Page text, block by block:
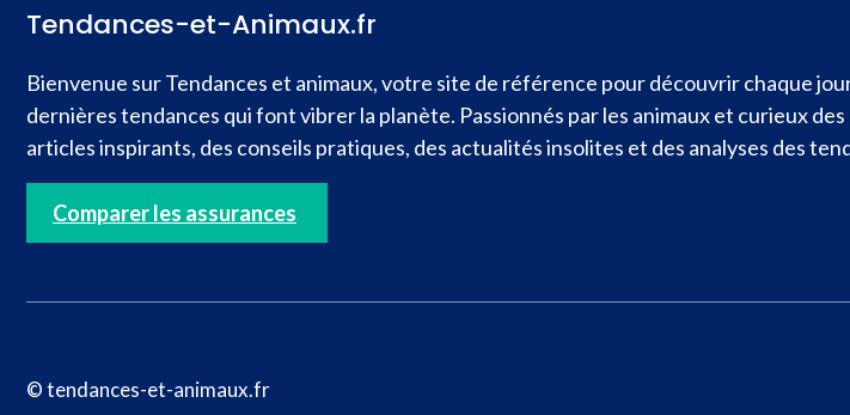
Tendances-et-Animaux.fr
Bienvenue sur Tendances et animaux, votre site de référence pour découvrir chaque
dernières tendances qui font vibrer la planète. Passionnés par les animaux et curieux
articles inspirants, des conseils pratiques, des actualités insolites et des analyses des
Comparer les assurances
© tendances-et-animaux.fr